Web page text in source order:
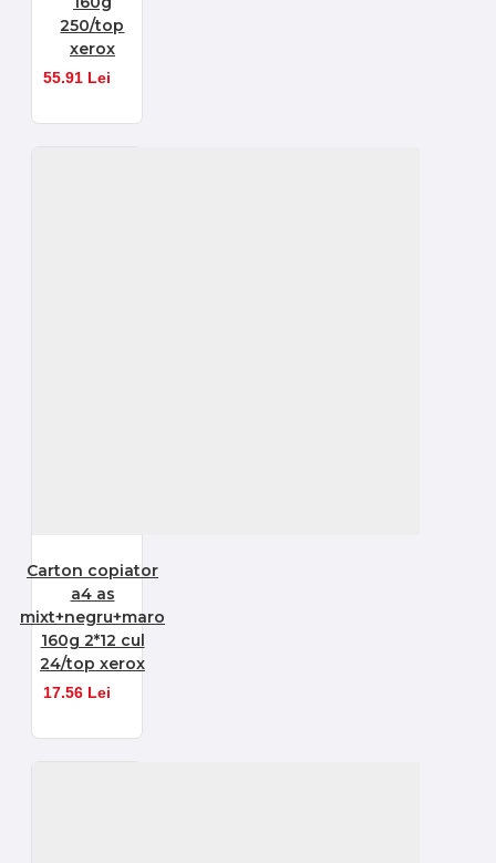
250/top
xerox
55.91 Lei
Carton copiator
a4 as
mixt+negru+maro
160g 2*12 cul
24/top xerox
17.56 Lei